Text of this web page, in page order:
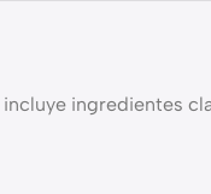
incluye ingredientes